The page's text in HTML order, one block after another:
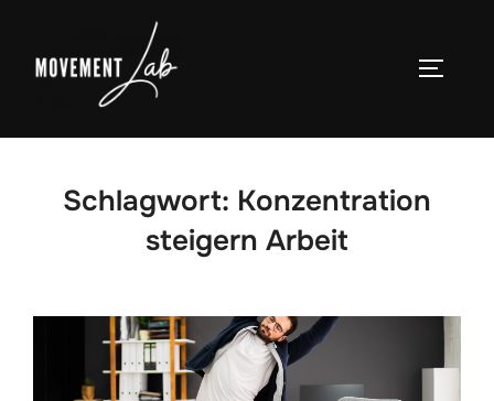
springen
Schlagwort: Konzentration
steigern Arbeit